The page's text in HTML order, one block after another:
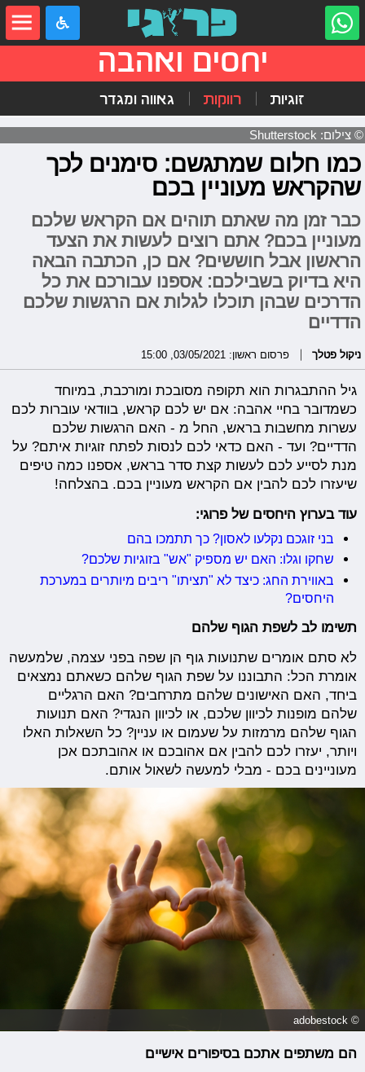
יחסים ואהבה
זוגיות רווקות גאווה ומגדר
© צילום: Shutterstock
כמו חלום שמתגשם: סימנים לכך
שהקראש מעוניין בכם
כבר זמן מה שאתם תוהים אם הקראש שלכם
מעוניין בכם? אתם רוצים לעשות את הצעד
הראשון אבל חוששים? אם כן, הכתבה הבאה
היא בדיוק בשבילכם: אספנו עבורכם את כל
הדרכים שבהן תוכלו לגלות אם הרגשות שלכם
הדדיים
ניקול פטלך פרסום ראשון: 03/05/2021, 15:00
גיל ההתבגרות הוא תקופה מסובכת ומורכבת, במיוחד
כשמדובר בחיי אהבה: אם יש לכם קראש, בוודאי עוברות לכם
עשרות מחשבות בראש, החל מ - האם הרגשות שלכם
הדדיים? ועד - האם כדאי לכם לנסות לפתח זוגיות איתם? על
מנת לסייע לכם לעשות קצת סדר בראש, אספנו כמה טיפים
שיעזרו לכם להבין אם הקראש מעוניין בכם. בהצלחה!
עוד בערוץ היחסים של פרוגי:
בני זוגכם נקלעו לאסון? כך תתמכו בהם
שחקו וגלו: האם יש מספיק "אש" בזוגיות שלכם?
באווירת החג: כיצד לא "תציתו" ריבים מיותרים במערכת
היחסים?
תשימו לב לשפת הגוף שלהם
לא סתם אומרים שתנועות גוף הן שפה בפני עצמה, שלמעשה
אומרת הכל: התבוננו על שפת הגוף שלהם כשאתם נמצאים
ביחד, האם האישונים שלהם מתרחבים? האם הרגליים
שלהם מופנות לכיוון שלכם, או לכיוון הנגדי? האם תנועות
הגוף שלהם מרמזות על שעמום או עניין? כל השאלות האלו
ויותר, יעזרו לכם להבין אם אהובכם או אהובתכם אכן
מעוניינים בכם - מבלי למעשה לשאול אותם.
© adobestock
הם משתפים אתכם בסיפורים אישיים